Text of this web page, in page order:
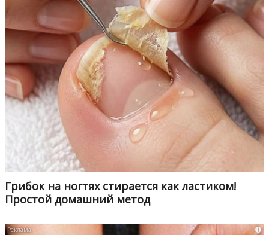
Грибок на ногтях стирается как ластиком!
Простой домашний метод
i